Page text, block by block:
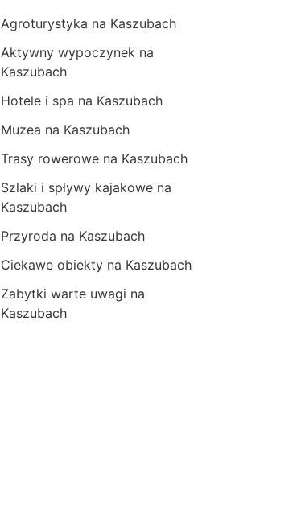
Agroturystyka na Kaszubach
Aktywny wypoczynek na
Kaszubach
Hotele i spa na Kaszubach
Muzea na Kaszubach
Trasy rowerowe na Kaszubach
Szlaki i spływy kajakowe na
Kaszubach
Przyroda na Kaszubach
Ciekawe obiekty na Kaszubach
Zabytki warte uwagi na
Kaszubach